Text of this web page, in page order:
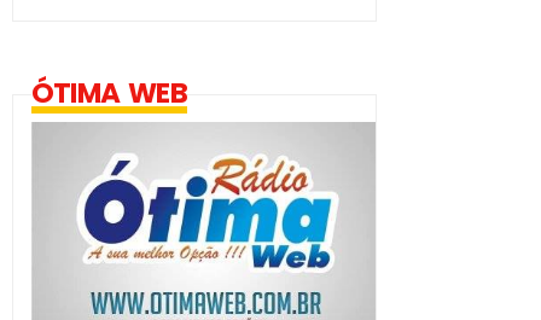
ÓTIMA WEB